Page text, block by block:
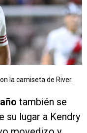
la camiseta de River.
también se
su lugar a Kendry